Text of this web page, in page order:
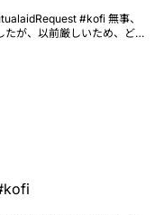
#kofi 無事、
が、以前厳しいため、どな
月中に
kofi